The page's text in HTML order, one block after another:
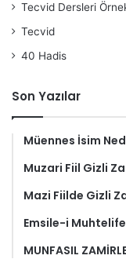
Tecvid Dersleri
Tecvid
40 Hadis
Son Yazılar
Müennes İsim
Muzari Fiil Gizli
Mazi Fiilde Gizli
Emsile-i
MUNFASIL